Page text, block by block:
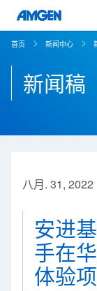
首页 新闻中心
新闻稿
八月. 31, 2022
安进
手在
体验